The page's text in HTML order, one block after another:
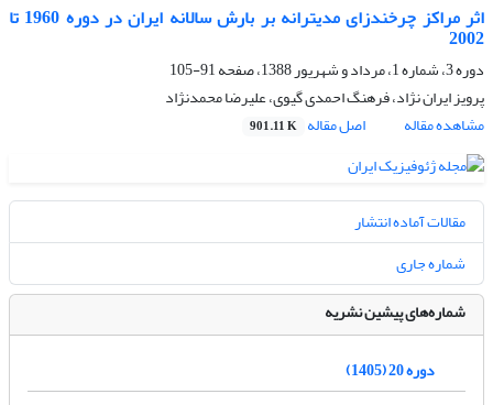
اثر مراکز چرخندزای مدیترانه بر بارش سالانه ایران در دوره 1960 تا
2002
دوره 3، شماره 1، مرداد و شهریور 1388، صفحه
91-105
پرویز ایران نژاد، فرهنگ احمدی گیوی، علیرضا محمدنژاد
مشاهده مقاله
اصل مقاله 901.11 K
مقالات آماده انتشار
شماره جاری
شماره‌های پیشین نشریه
دوره 20 (1405)